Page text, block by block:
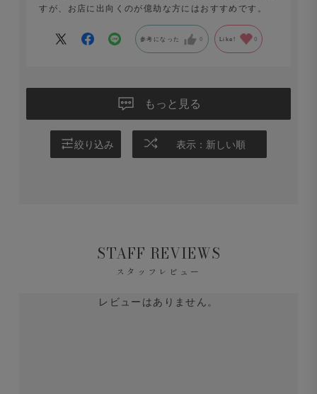
すが、お店に出向くのが億劫な方にはおすすめです。
参考になった 0 Like! 0
もっと見る
絞り込み 表示：新しい順
STAFF REVIEWS
スタッフレビュー
レビューはありません。